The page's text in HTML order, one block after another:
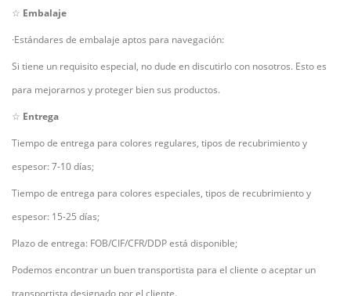
☆ Embalaje
·Estándares de embalaje aptos para navegación:
Si tiene un requisito especial, no dude en discutirlo con nosotros. Esto es
para mejorarnos y proteger bien sus productos.
☆ Entrega
Tiempo de entrega para colores regulares, tipos de recubrimiento y
espesor: 7-10 días;
Tiempo de entrega para colores especiales, tipos de recubrimiento y
espesor: 15-25 días;
Plazo de entrega: FOB/CIF/CFR/DDP está disponible;
Podemos encontrar un buen transportista para el cliente o aceptar un
transportista designado por el cliente.